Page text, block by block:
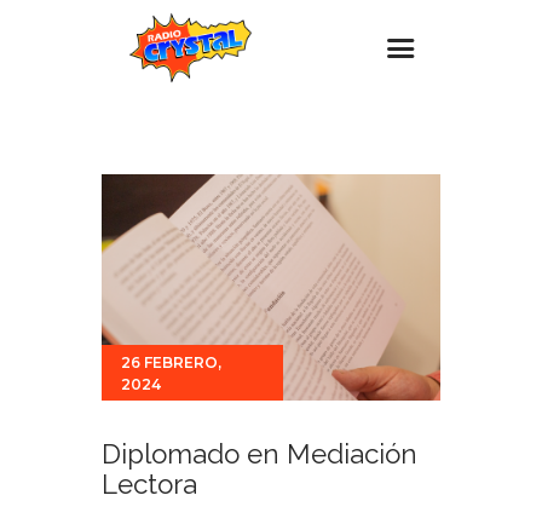
Estaciones
Eventos
Promociones
Noticias
Para ti
Contacto
26 FEBRERO,
2024
Diplomado en Mediación
Lectora